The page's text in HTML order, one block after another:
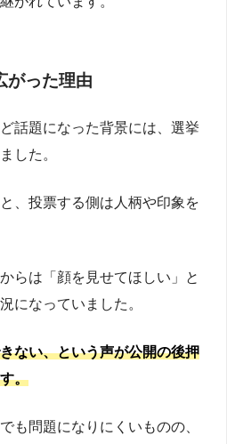
がった理由
話題になった背景には、選挙
した。
、投票する側は人柄や印象を
らは「顔を見せてほしい」と
になっていました。
ない、という声が公開の後押
。
も問題になりにくいものの、